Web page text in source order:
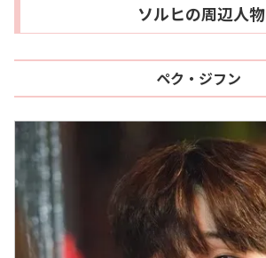
ソルヒの周辺人物
ペク・ジフン